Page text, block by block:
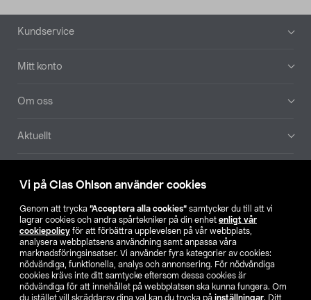
Vi på Clas Ohlson använder cookies
Genom att trycka ”Acceptera alla cookies” samtycker du till att vi
lagrar cookies och andra spårtekniker på din enhet enligt vår
cookiepolicy för att förbättra upplevelsen på vår webbplats,
analysera webbplatsens användning samt anpassa våra
marknadsföringsinsatser. Vi använder fyra kategorier av cookies:
nödvändiga, funktionella, analys och annonsering. För nödvändiga
cookies krävs inte ditt samtycke eftersom dessa cookies är
nödvändiga för att innehållet på webbplatsen ska kunna fungera. Om
du istället vill skräddarsy dina val kan du trycka på inställningar. Ditt
Sidfot
Kundservice
Mitt konto
Om oss
Aktuellt
Hitta butik
SE NO FI